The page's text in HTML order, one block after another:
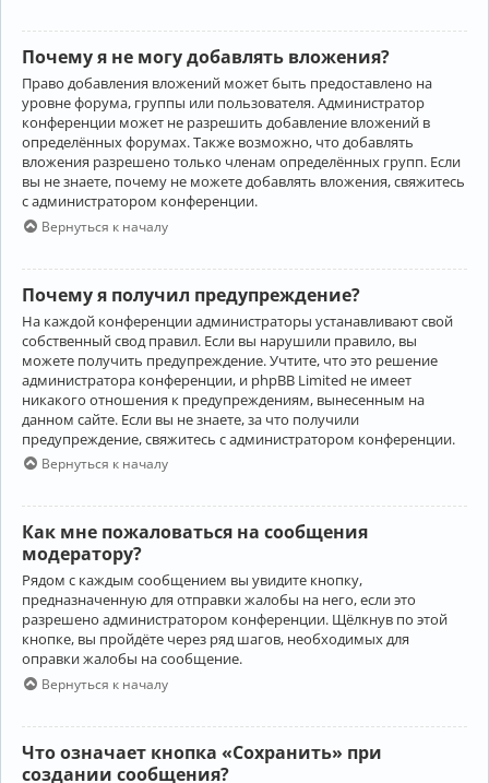
Почему я не могу добавлять вложения?
Право добавления вложений может быть предоставлено на
уровне форума, группы или пользователя. Администратор
конференции может не разрешить добавление вложений в
определённых форумах. Также возможно, что добавлять
вложения разрешено только членам определённых групп. Если
вы не знаете, почему не можете добавлять вложения, свяжитесь
с администратором конференции.
Вернуться к началу
Почему я получил предупреждение?
На каждой конференции администраторы устанавливают свой
собственный свод правил. Если вы нарушили правило, вы
можете получить предупреждение. Учтите, что это решение
администратора конференции, и phpBB Limited не имеет
никакого отношения к предупреждениям, вынесенным на
данном сайте. Если вы не знаете, за что получили
предупреждение, свяжитесь с администратором конференции.
Вернуться к началу
Как мне пожаловаться на сообщения
модератору?
Рядом с каждым сообщением вы увидите кнопку,
предназначенную для отправки жалобы на него, если это
разрешено администратором конференции. Щёлкнув по этой
кнопке, вы пройдёте через ряд шагов, необходимых для
оправки жалобы на сообщение.
Вернуться к началу
Что означает кнопка «Сохранить» при
создании сообщения?